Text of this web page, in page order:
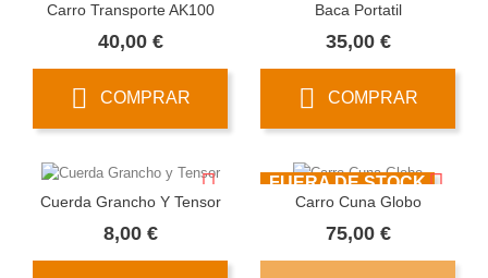
Carro Transporte AK100
40,00 €Precio
COMPRAR
Baca Portatil
35,00 €Precio
COMPRAR
Cuerda Grancho Y Tensor
8,00 €Precio
FUERA DE STOCK
Carro Cuna Globo
75,00 €Precio